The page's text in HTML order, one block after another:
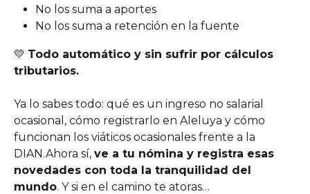
No los suma a aportes
No los suma a retención en la fuente
💛 Todo automático y sin sufrir por cálculos
tributarios.
Ya lo sabes todo: qué es un ingreso no salarial
ocasional, cómo registrarlo en Aleluya y cómo
funcionan los viáticos ocasionales frente a la
DIAN.Ahora sí, ve a tu nómina y registra esas
novedades con toda la tranquilidad del
mundo. Y si en el camino te atoras…